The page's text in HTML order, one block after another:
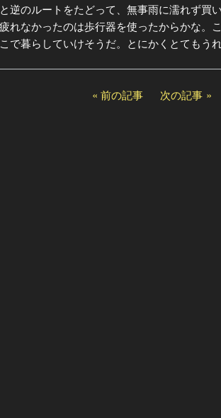
逆のルートをたどって、無事雨に濡れず買
れなかったのは歩行器を使ったからかな。
で暮らしていけそうだ。とにかくとてもうれ
前の記事 次の記事